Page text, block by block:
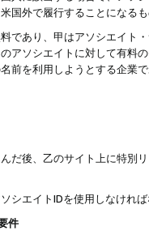
国外で履行することになる
であり、甲はアソシエイト
アソシエイトに対して有料
前を利用しようとする企業
だ後、乙のサイト上に特別
シエイトIDを使用しなけれ
件